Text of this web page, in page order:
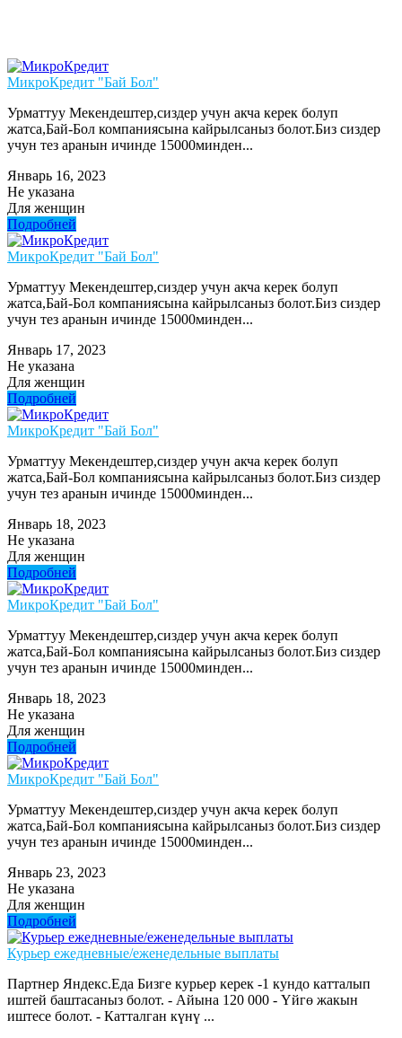
МикроКредит "Бай Бол"
Урматтуу Мекендештер,сиздер учун акча керек болуп
жатса,Бай-Бол компаниясына кайрылсаныз болот.Биз сиздер
учун тез аранын ичинде 15000минден...
Январь 16, 2023
Не указана
Для женщин
Подробней
МикроКредит "Бай Бол"
Урматтуу Мекендештер,сиздер учун акча керек болуп
жатса,Бай-Бол компаниясына кайрылсаныз болот.Биз сиздер
учун тез аранын ичинде 15000минден...
Январь 17, 2023
Не указана
Для женщин
Подробней
МикроКредит "Бай Бол"
Урматтуу Мекендештер,сиздер учун акча керек болуп
жатса,Бай-Бол компаниясына кайрылсаныз болот.Биз сиздер
учун тез аранын ичинде 15000минден...
Январь 18, 2023
Не указана
Для женщин
Подробней
МикроКредит "Бай Бол"
Урматтуу Мекендештер,сиздер учун акча керек болуп
жатса,Бай-Бол компаниясына кайрылсаныз болот.Биз сиздер
учун тез аранын ичинде 15000минден...
Январь 18, 2023
Не указана
Для женщин
Подробней
МикроКредит "Бай Бол"
Урматтуу Мекендештер,сиздер учун акча керек болуп
жатса,Бай-Бол компаниясына кайрылсаныз болот.Биз сиздер
учун тез аранын ичинде 15000минден...
Январь 23, 2023
Не указана
Для женщин
Подробней
Курьер ежедневные/еженедельные выплаты
Партнер Яндекс.Еда Бизге курьер керек -1 кундо катталып
иштей баштасаныз болот. - Айына 120 000 - Үйгө жакын
иштесе болот. - Катталган күнү ...